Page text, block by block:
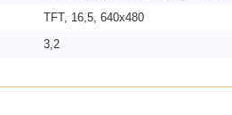
TFT, 16,5, 640х480
3,2